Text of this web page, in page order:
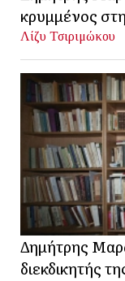
κρυμμένος
Λίζυ Τσιριμώκου
Δημήτρης
διεκδικητής